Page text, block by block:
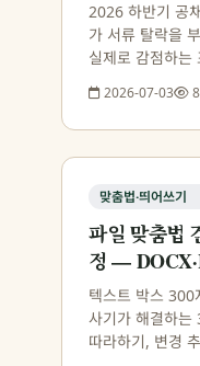
2026 하반기 공
가 서류 탈락을
실제로 감점하는
를 정리했습니다.
2026-07-03
맞춤법·띄어쓰기
파일 맞춤법
정 —
텍스트 박스 300
사기가 해결하는
따라하기, 변경